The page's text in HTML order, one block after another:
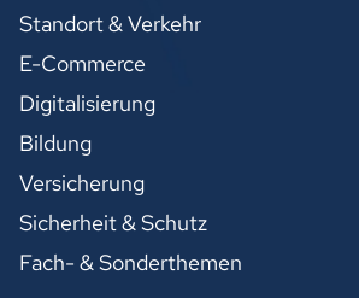
Standort & Verkehr
E-Commerce
Digitalisierung
Bildung
Versicherung
Sicherheit & Schutz
Fach- & Sonderthemen